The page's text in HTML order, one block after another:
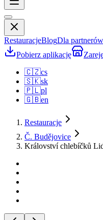
RestauracjeBlogDla partnerów
Pobierz aplikację
🇨🇿cs
🇸🇰sk
🇵🇱pl
🇬🇧en
Restauracje
Č. Budějovice
Království chlebíčků